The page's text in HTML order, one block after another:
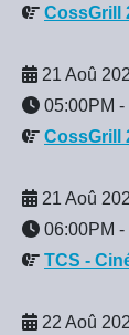
CossGrill
21 Aoû
05:00PM -
CossGrill
21 Aoû
06:00PM -
TCS -
22 Aoû